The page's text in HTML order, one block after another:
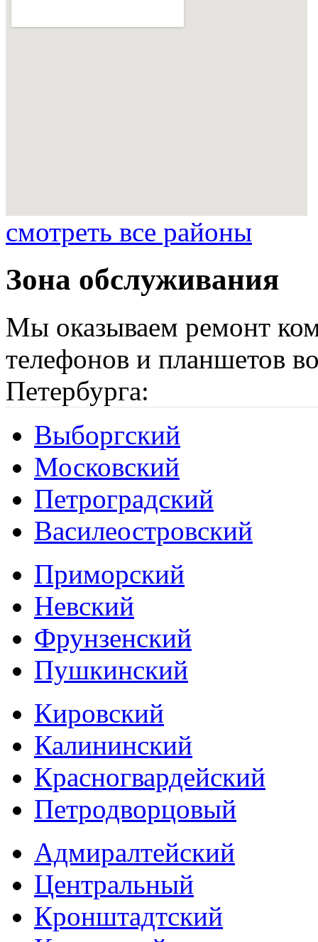
смотреть все районы
Зона обслуживания
Мы оказываем ремонт
телефонов и планшетов
Петербурга:
Выборгский
Московский
Петроградский
Василеостровский
Приморский
Невский
Фрунзенский
Пушкинский
Кировский
Калининский
Красногвардейский
Петродворцовый
Адмиралтейский
Центральный
Кронштадтский